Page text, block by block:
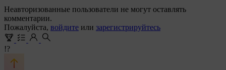
Неавторизованные пользователи не могут оставлять
комментарии.
Пожалуйста, войдите или зарегистрируйтесь
!?